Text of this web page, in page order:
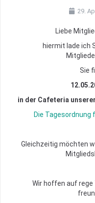
29.
Liebe
hiermit lade ich
Sie
in der Cafeteria
Die Tagesordnung
Gleichzeitig möchten
Wir hoffen auf rege